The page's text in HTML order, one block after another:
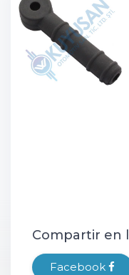
Compartir en
Facebook